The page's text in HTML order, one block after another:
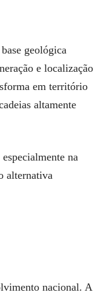
geológica
e localização
em território
altamente
na
alternativa
nacional. A